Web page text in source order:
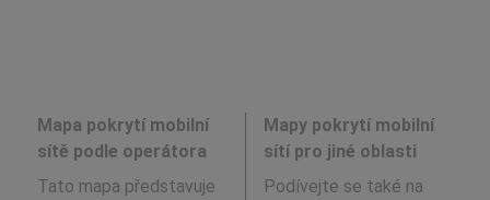
Mapa pokrytí mobilní
sítě podle operátora
Tato mapa představuje
Mapy pokrytí mobilní
sítí pro jiné oblasti
Podívejte se také na